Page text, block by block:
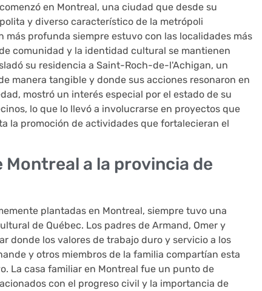
en Montreal, una ciudad que desde su
y diverso característico de la metrópoli
más profunda siempre estuvo con las localidades más
comunidad y la identidad cultural se mantienen
su residencia a Saint-Roch-de-l'Achigan, un
manera tangible y donde sus acciones resonaron en
mostró un interés especial por el estado de su
lo que lo llevó a involucrarse en proyectos que
la promoción de actividades que fortalecieran el
a la provincia de
plantadas en Montreal, siempre tuvo una
de Québec. Los padres de Armand, Omer y
donde los valores de trabajo duro y servicio a los
y otros miembros de la familia compartían esta
La casa familiar en Montreal fue un punto de
con el progreso civil y la importancia de